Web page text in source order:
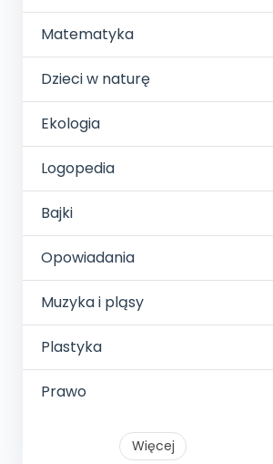
Matematyka
Dzieci w naturę
Ekologia
Logopedia
Bajki
Opowiadania
Muzyka i pląsy
Plastyka
Prawo
Więcej